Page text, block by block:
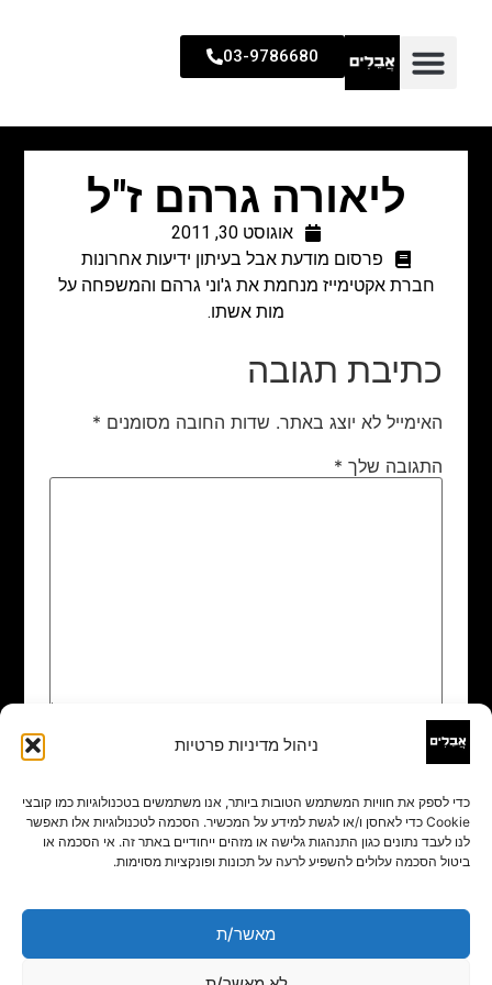
ניהול מדיניות פרטיות
כדי לספק את חוויות המשתמש הטובות ביותר, אנו משתמשים בטכנולוגיות כמו קובצי
Cookie כדי לאחסן ו/או לגשת למידע על המכשיר. הסכמה לטכנולוגיות אלו תאפשר
לנו לעבד נתונים כגון התנהגות גלישה או מזהים ייחודיים באתר זה. אי הסכמה או
ביטול הסכמה עלולים להשפיע לרעה על תכונות ופונקציות מסוימות.
מאשר/ת
03-9786680
ליאורה גרהם ז"ל
אוגוסט 30, 2011
פרסום מודעת אבל בעיתון ידיעות אחרונות
חברת אקטימייז מנחמת את ג'וני גרהם והמשפחה על
מות אשתו.
כתיבת תגובה
האימייל לא יוצג באתר. שדות החובה מסומנים *
התגובה שלך *
שם
אימייל*